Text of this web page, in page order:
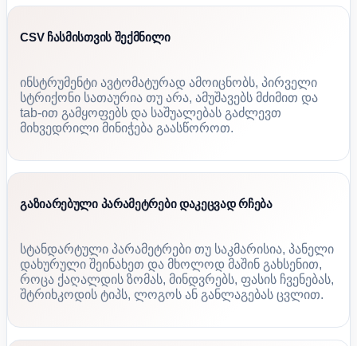
CSV ჩასმისთვის შექმნილი
ინსტრუმენტი ავტომატურად ამოიცნობს, პირველი
სტრიქონი სათაურია თუ არა, ამუშავებს მძიმით და
tab-ით გამყოფებს და საშუალებას გაძლევთ
მიხვედრილი მინიჭება გაასწოროთ.
გაზიარებული პარამეტრები დაკეცვად რჩება
სტანდარტული პარამეტრები თუ საკმარისია, პანელი
დახურული შეინახეთ და მხოლოდ მაშინ გახსენით,
როცა ქაღალდის ზომას, მინდვრებს, ფასის ჩვენებას,
შტრიხკოდის ტიპს, ლოგოს ან განლაგებას ცვლით.